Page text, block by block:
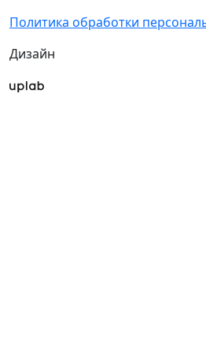
Политика обработки
Дизайн